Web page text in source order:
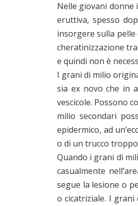
Nelle giovani donne
eruttiva, spesso
insorgere sulla
cheratinizzazione
e quindi non è
I grani di milio
sia ex novo che in
vescicole. Possono
milio secondari
epidermico, ad
o di un trucco
Quando i grani di
casualmente
segue la lesione o
o cicatriziale. I